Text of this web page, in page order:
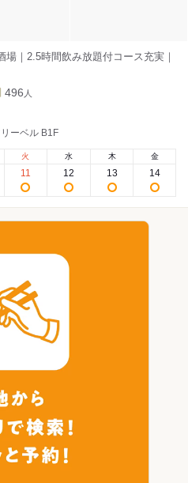
｜2.5時間飲み放題付コース充実｜
496 人
ーベル B1F
火
11
水
12
木
13
金
14